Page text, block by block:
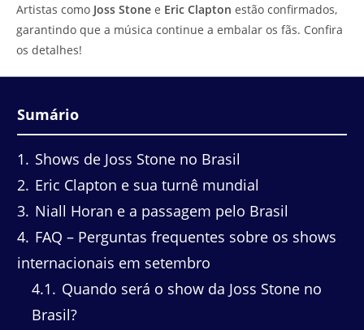
Artistas como Joss Stone e Eric Clapton estão confirmados,
garantindo que a música continue a embalar os fãs. Confira
os detalhes!
Sumário
1
Shows de Joss Stone no Brasil
2 Eric Clapton e sua turnê mundial
3 Niall Horan e a passagem pelo Brasil
4 FAQ – Perguntas frequentes sobre os shows
internacionais em setembro
4.1
Quando será o show da Joss Stone no
Brasil?